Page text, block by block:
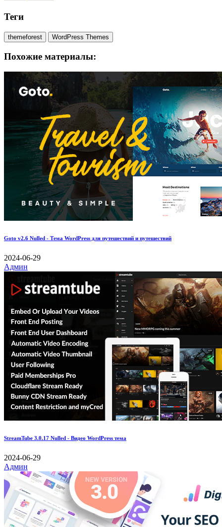
Теги
themeforest WordPress Themes
Похожие материалы:
Goto v2.6 Nulled - Тема WordPress для путешествий и путешествий
2024-06-29
Админ
StreamTube 3.0.17 Nulled - Видео WordPress тема
2024-06-29
Админ